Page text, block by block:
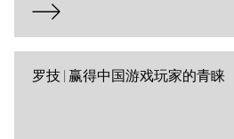
罗技 | 赢得中国游戏玩家的青睐